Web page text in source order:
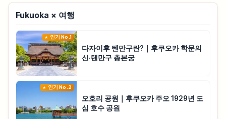
Fukuoka × 여행
인기 No.1
다자이후 텐만구란?｜후쿠오카 학문의
신·텐만구 총본궁
인기 No.2
오호리 공원｜후쿠오카 주오 1929년 도
심 호수 공원